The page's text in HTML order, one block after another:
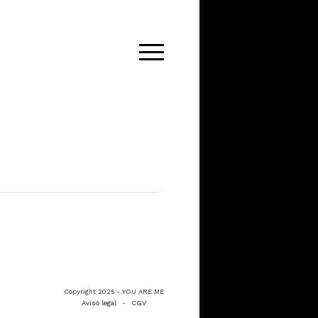
Copyright 2025 - YOU ARE ME
Aviso legal
- CGV